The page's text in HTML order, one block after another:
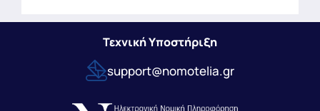
Τεχνική Υποστήριξη
support@nomotelia.gr